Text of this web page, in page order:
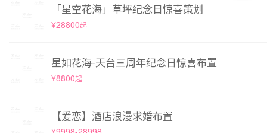
「星空花海」草坪纪念日惊喜策划
¥28800起
星如花海-天台三周年纪念日惊喜布置
¥8800起
【爱恋】酒店浪漫求婚布置